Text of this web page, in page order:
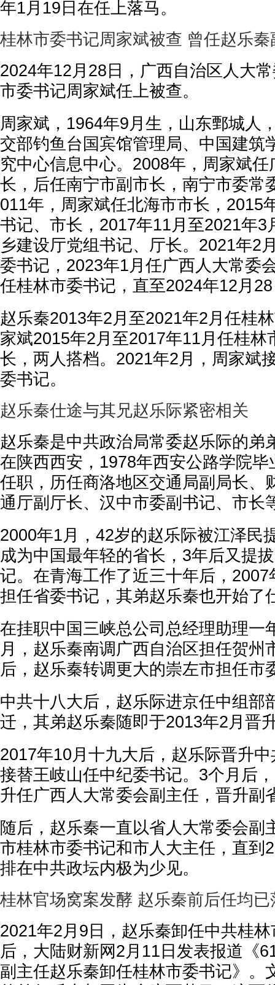
年1月19日在任上落马。
桂林市委书记周家斌被查 曾任赵乐秦
2024年12月28日，广西自治区人大
市委书记周家斌任上被查。
周家斌，1964年9月生，山东鄄城人
交部钓鱼台国宾馆管理局、中国建筑
究中心信息中心。2008年，周家斌
长，后任南宁市副市长，南宁市委常
011年，周家斌任北海市市长，2015
书记、市长，2017年11月至2021年3
乡建设厅党组书记、厅长。2021年2
委书记，2023年1月任广西人大常委
任桂林市委书记，直至2024年12月
赵乐秦2013年2月至2021年2月任桂
家斌2015年2月至2017年11月任桂林
长，两人搭档。2021年2月，周家斌
委书记。
赵乐秦仕途与其兄赵乐际紧密相关
赵乐秦是中共政治局常委赵乐际的弟
在陕西西安，1978年西安公路学院
任职，历任商洛地区交通局副局长、
通厅副厅长、汉中市委副书记、市长
2000年1月，42岁的赵乐际被江泽民
成为中国最年轻的省长，3年后又提
记。在青海工作了近三十年后，
担任省委书记，其弟赵乐秦也开始了
在挂职中国三峡总公司总经理助理一
月，赵乐秦南调广西自治区担任贺州
后，赵乐秦转调更大的崇左市担任市
中共十八大后，赵乐际进京任中组部
迁，其弟赵乐秦随即于2013年2月晋
2017年10月十九大后，赵乐际晋升
接替王岐山任中纪委书记。3个月后
升任广西人大常委会副主任，晋升副
随后，赵乐秦一直以省人大常委会副
市桂林市委书记和市人大主任，直到
排在中共政坛内极为少见。
桂林官场窝案发酵 赵乐秦前后任均已
2021年2月9日，赵乐秦卸任中共桂
后，大陆财新网2月11日发表报道《
副主任赵乐秦卸任桂林市委书记》。